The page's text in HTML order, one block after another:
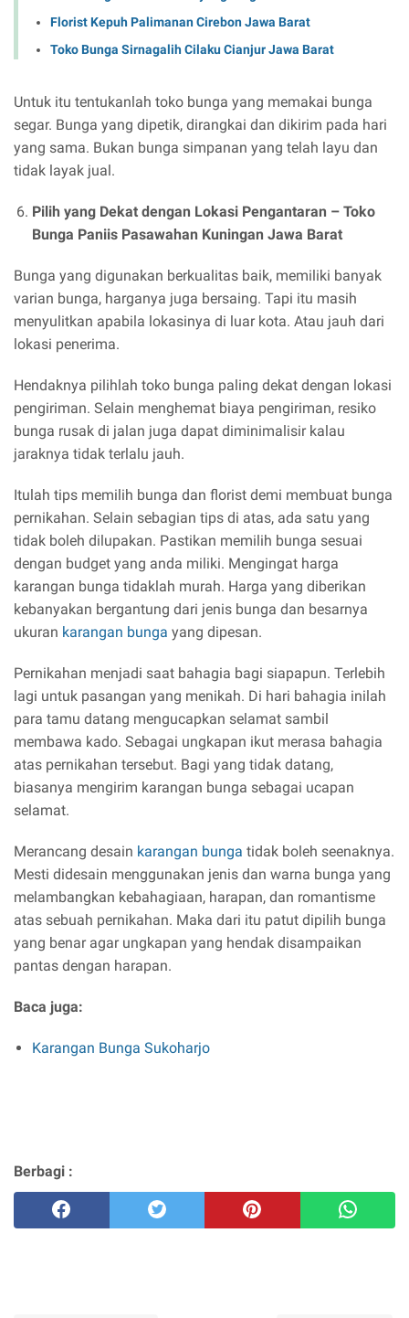
Florist Kepuh Palimanan Cirebon Jawa Barat
Toko Bunga Sirnagalih Cilaku Cianjur Jawa Barat
Untuk itu tentukanlah toko bunga yang memakai bunga
segar. Bunga yang dipetik, dirangkai dan dikirim pada hari
yang sama. Bukan bunga simpanan yang telah layu dan
tidak layak jual.
Pilih yang Dekat dengan Lokasi Pengantaran – Toko
Bunga Paniis Pasawahan Kuningan Jawa Barat
Bunga yang digunakan berkualitas baik, memiliki banyak
varian bunga, harganya juga bersaing. Tapi itu masih
menyulitkan apabila lokasinya di luar kota. Atau jauh dari
lokasi penerima.
Hendaknya pilihlah toko bunga paling dekat dengan lokasi
pengiriman. Selain menghemat biaya pengiriman, resiko
bunga rusak di jalan juga dapat diminimalisir kalau
jaraknya tidak terlalu jauh.
Itulah tips memilih bunga dan florist demi membuat bunga
pernikahan. Selain sebagian tips di atas, ada satu yang
tidak boleh dilupakan. Pastikan memilih bunga sesuai
dengan budget yang anda miliki. Mengingat harga
karangan bunga tidaklah murah. Harga yang diberikan
kebanyakan bergantung dari jenis bunga dan besarnya
ukuran karangan bunga yang dipesan.
Pernikahan menjadi saat bahagia bagi siapapun. Terlebih
lagi untuk pasangan yang menikah. Di hari bahagia inilah
para tamu datang mengucapkan selamat sambil
membawa kado. Sebagai ungkapan ikut merasa bahagia
atas pernikahan tersebut. Bagi yang tidak datang,
biasanya mengirim karangan bunga sebagai ucapan
selamat.
Merancang desain karangan bunga tidak boleh seenaknya.
Mesti didesain menggunakan jenis dan warna bunga yang
melambangkan kebahagiaan, harapan, dan romantisme
atas sebuah pernikahan. Maka dari itu patut dipilih bunga
yang benar agar ungkapan yang hendak disampaikan
pantas dengan harapan.
Baca juga:
Karangan Bunga Sukoharjo
Berbagi :